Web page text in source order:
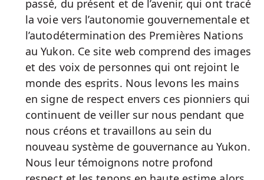
passé, du présent et de l’avenir, qui ont tracé
la voie vers l’autonomie gouvernementale et
l’autodétermination des Premières Nations
au Yukon. Ce site web comprend des images
et des voix de personnes qui ont rejoint le
monde des esprits. Nous levons les mains
en signe de respect envers ces pionniers qui
continuent de veiller sur nous pendant que
nous créons et travaillons au sein du
nouveau système de gouvernance au Yukon.
Nous leur témoignons notre profond